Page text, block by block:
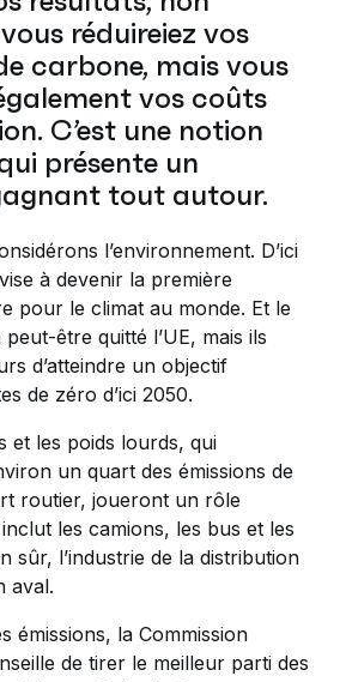
réduireiez vos
carbone, mais vous
vos coûts
C’est une notion
présente un
tout autour.
l’environnement. D’ici
à devenir la première
pour le climat au monde. Et le
être quitté l’UE, mais ils
d’atteindre un objectif
de zéro d’ici 2050.
et les poids lourds, qui
un quart des émissions de
routier, joueront un rôle
les camions, les bus et les
sûr, l’industrie de la distribution
aval.
émissions, la Commission
de tirer le meilleur parti des